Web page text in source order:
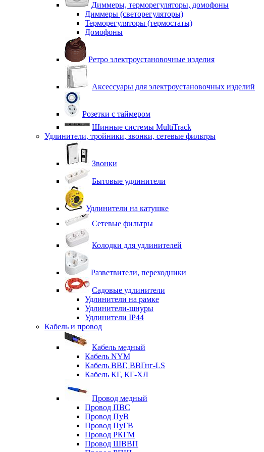
Диммеры, терморегуляторы, домофоны
Диммеры (светорегуляторы)
Терморегуляторы (термостаты)
Домофоны
Ретро электроустановочные изделия
Аксессуары для электроустановочных изделий
Розетки с таймером
Шинные системы MultiTrack
Удлинители, тройники, звонки, сетевые фильтры
Звонки
Бытовые удлинители
Удлинители на катушке
Сетевые фильтры
Колодки для удлинителей
Разветвители, переходники
Садовые удлинители
Удлинители на рамке
Удлинители-шнуры
Удлинители IP44
Кабель и провод
Кабель медный
Кабель NYM
Кабель ВВГ, ВВГнг-LS
Кабель КГ, КГ-ХЛ
Провод медный
Провод ПВС
Провод ПуВ
Провод ПуГВ
Провод РКГМ
Провод ШВВП